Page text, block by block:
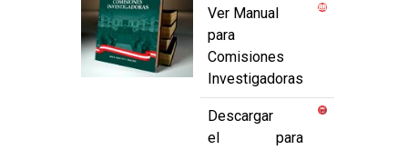
Ver Manual
para
Comisiones
Investigadoras
Descargar
el para